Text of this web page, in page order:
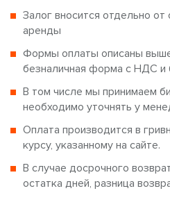
Залог вносится отдельно
аренды
Формы оплаты описаны
безналичная форма с НДС
В том числе мы принимаем
необходимо уточнять у
Оплата производится в
курсу, указанному на сайте.
В случае досрочного
остатка дней, разница